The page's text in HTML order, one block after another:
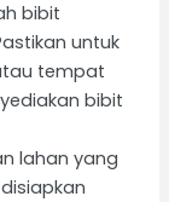
bibit
untuk
tempat
bibit
lahan yang